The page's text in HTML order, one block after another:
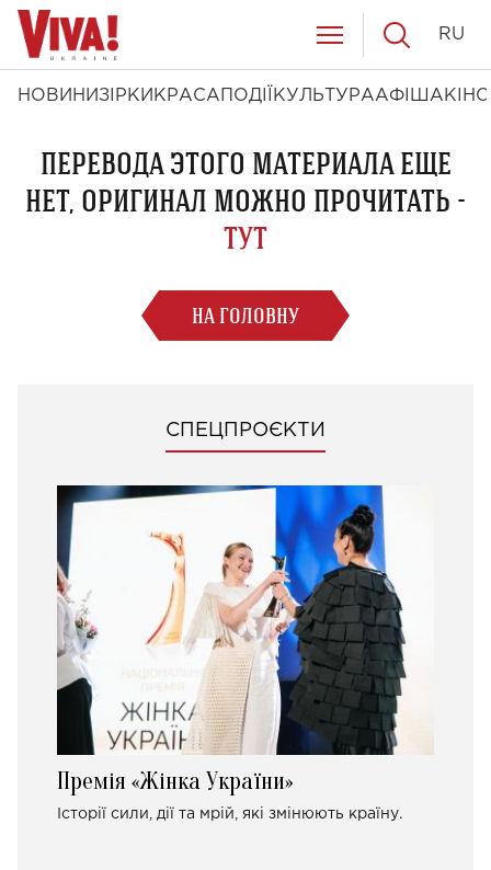
НОВИНИ ЗІРКИ КРАСА ПОДІЇ КУЛЬТУРААФІША КІНО
RU
ПЕРЕВОДА ЭТОГО МАТЕРИАЛА ЕЩЕ
НЕТ, ОРИГИНАЛ МОЖНО ПРОЧИТАТЬ -
ТУТ
НА ГОЛОВНУ
СПЕЦПРОЄКТИ
Премія «Жінка України»
Історії сили, дії та мрій, які змінюють країну.